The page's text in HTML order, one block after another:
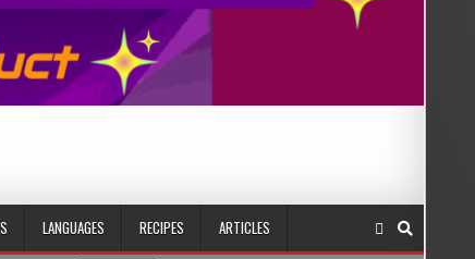
LANGUAGES RECIPES
ARTICLES